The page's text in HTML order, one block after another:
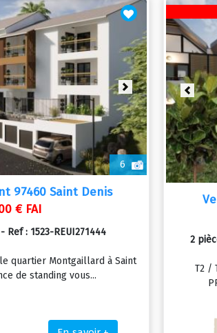
6
Next
97460 Saint Denis
€ FAI
: 1523-REUI271444
quartier Montgaillard à Saint
de standing vous...
2
T2 /